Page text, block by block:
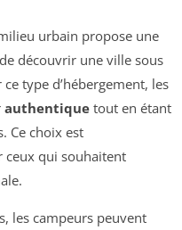
urbain propose une
découvrir une ville sous
type d’hébergement, les
authentique tout en étant
Ce choix est
ceux qui souhaitent
les campeurs peuvent